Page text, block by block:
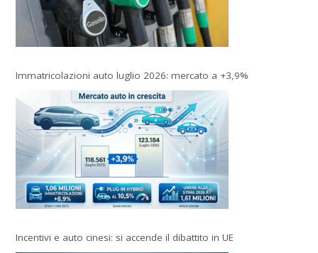
Immatricolazioni auto luglio 2026: mercato a +3,9%
Incentivi e auto cinesi: si accende il dibattito in UE